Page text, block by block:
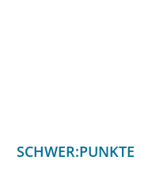
SCHWER:PUNKTE